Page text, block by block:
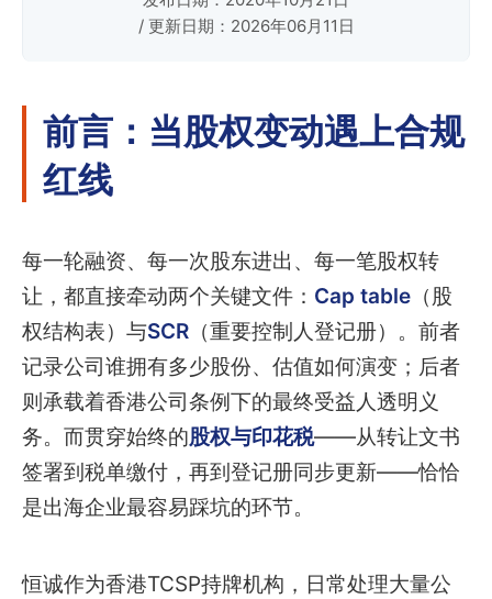
/ 更新日期：2026年06月11日
前言：当股权变动遇上合规
红线
每一轮融资、每一次股东进出、每一笔股权转
让，都直接牵动两个关键文件： Cap table （股
权结构表）与SCR （重要控制人登记册）。前者
记录公司谁拥有多少股份、估值如何演变；后者
则承载着香港公司条例下的最终受益人透明义
务。而贯穿始终的股权与印花税——从转让文书
签署到税单缴付，再到登记册同步更新——恰恰
是出海企业最容易踩坑的环节。
恒诚作为香港TCSP持牌机构，日常处理大量公